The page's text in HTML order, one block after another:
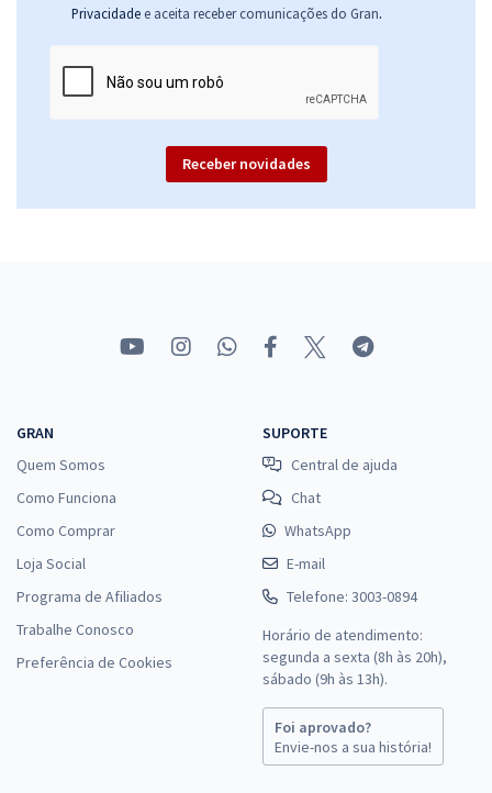
Privacidade e aceita receber comunicações do Gran.
Receber novidades
GRAN
Quem Somos
Como Funciona
Como Comprar
Loja Social
Programa de Afiliados
Trabalhe Conosco
Preferência de Cookies
SUPORTE
Central de ajuda
Chat
WhatsApp
E-mail
Telefone: 3003-0894
Horário de atendimento:
segunda a sexta (8h às 20h),
sábado (9h às 13h).
Foi aprovado?
Envie-nos a sua história!